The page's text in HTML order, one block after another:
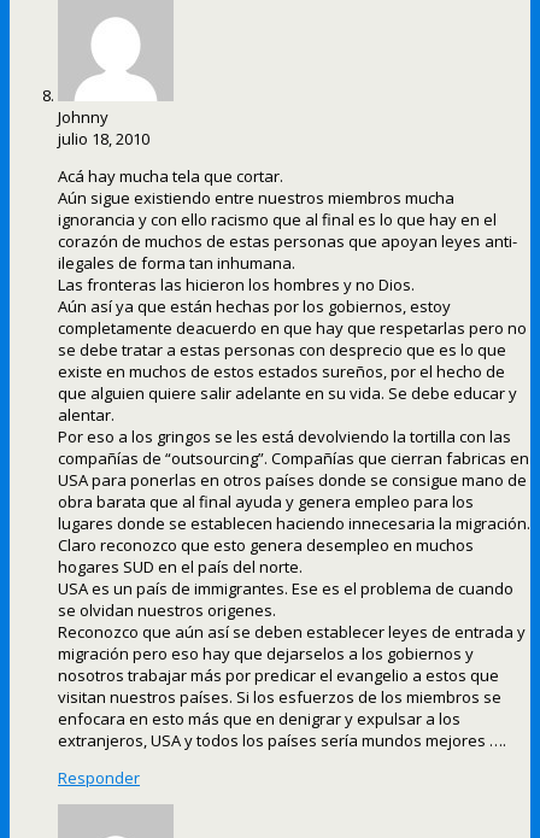
Johnny
julio 18, 2010
Acá hay mucha tela que cortar.
Aún sigue existiendo entre nuestros miembros mucha
ignorancia y con ello racismo que al final es lo que hay en el
corazón de muchos de estas personas que apoyan leyes anti-
ilegales de forma tan inhumana.
Las fronteras las hicieron los hombres y no Dios.
Aún así ya que están hechas por los gobiernos, estoy
completamente deacuerdo en que hay que respetarlas pero no
se debe tratar a estas personas con desprecio que es lo que
existe en muchos de estos estados sureños, por el hecho de
que alguien quiere salir adelante en su vida. Se debe educar y
alentar.
Por eso a los gringos se les está devolviendo la tortilla con las
compañías de “outsourcing”. Compañías que cierran fabricas en
USA para ponerlas en otros países donde se consigue mano de
obra barata que al final ayuda y genera empleo para los
lugares donde se establecen haciendo innecesaria la migración.
Claro reconozco que esto genera desempleo en muchos
hogares SUD en el país del norte.
USA es un país de immigrantes. Ese es el problema de cuando
se olvidan nuestros origenes.
Reconozco que aún así se deben establecer leyes de entrada y
migración pero eso hay que dejarselos a los gobiernos y
nosotros trabajar más por predicar el evangelio a estos que
visitan nuestros países. Si los esfuerzos de los miembros se
enfocara en esto más que en denigrar y expulsar a los
extranjeros, USA y todos los países sería mundos mejores ….
Responder